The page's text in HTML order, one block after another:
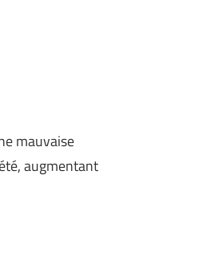
mauvaise
augmentant